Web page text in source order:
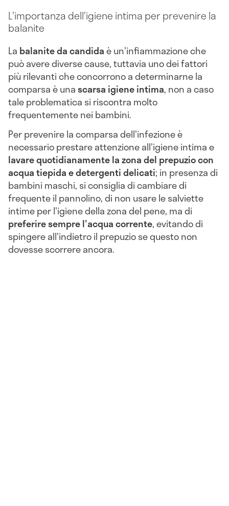
L'importanza dell'igiene intima per prevenire la
balanite
La balanite da candidaè un'infiammazione che
può avere diverse cause, tuttavia uno dei fattori
più rilevanti che concorrono a determinarne la
comparsa è unascarsa igiene intima, non a caso
tale problematica si riscontra molto
frequentemente nei bambini.
Per prevenire la comparsa dell'infezione è
necessario prestare attenzione all'igiene intima e
lavare quotidianamente la zona del prepuzio con
acqua tiepida e detergenti delicati; in presenza di
bambini maschi, si consiglia di cambiare di
frequente il pannolino, di non usare le salviette
intime per l'igiene della zona del pene, ma di
preferire sempre l'acqua corrente, evitando di
spingere all'indietro il prepuzio se questo non
dovesse scorrere ancora.